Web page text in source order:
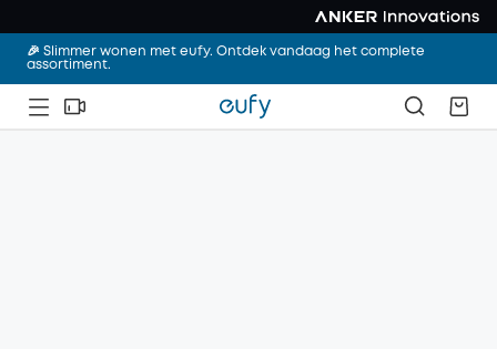
🎉 Slimmer wonen met eufy. Ontdek vandaag het complete
assortiment.